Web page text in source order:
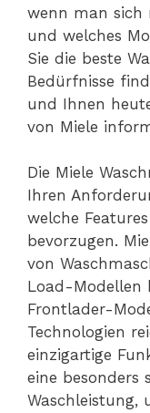
wenn man sich
und welches
Sie die beste
Bedürfnisse
und Ihnen
von Miele
Die Miele
Ihren
welche
bevorzugen.
von
Load-Modellen
Frontlader-
Technologien
einzigartige
eine besonders
Waschleistung,